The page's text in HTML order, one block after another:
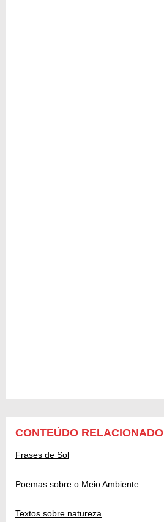
CONTEÚDO RELACIONADO
Frases de Sol
Poemas sobre o Meio Ambiente
Textos sobre natureza